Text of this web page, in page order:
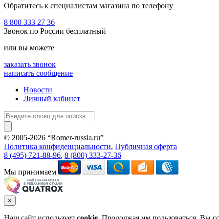
Обратитесь к специалистам магазина по телефону
8 800 333 27 36
Звонок по России бесплатный
или вы можете
заказать звонок
написать сообщение
Новости
Личный кабинет
© 2005-2026 “Romer-russia.ru”
Политика конфиденциальности, Публичная оферта
8 (495) 721-88-96, 8 (800) 333-27-36
Мы принимаем
×